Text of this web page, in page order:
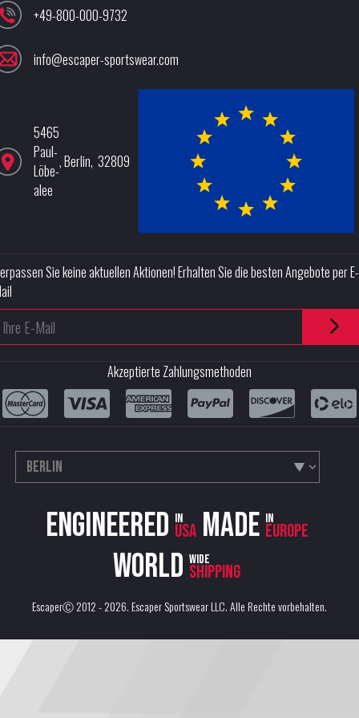
+49-800-000-9732
info@escaper-sportswear.com
5465
Paul-
Löbe-
alee
,Berlin, 32809
Sie keine aktuellen Aktionen! Erhalten Sie die besten Angebote per E-
Akzeptierte Zahlungsmethoden
Engineered in
USA Made in
Europe
World wide
shipping
EscaperⒸ 2012 - 2026.Escaper Sportswear LLC. Alle Rechte vorbehalten.